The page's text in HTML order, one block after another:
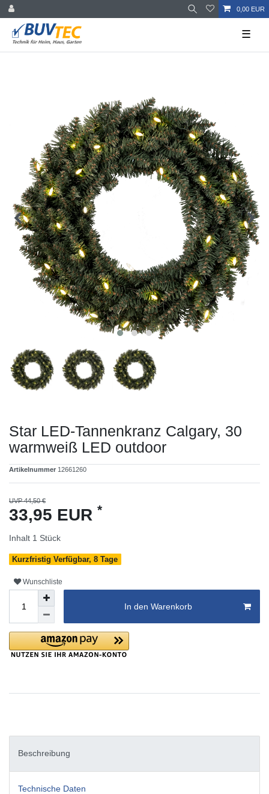
0,00 EUR
☰
Star LED-Tannenkranz Calgary, 30
warmweiß LED outdoor
Artikelnummer 12661260
UVP 44,50 €
33,95 EUR *
Inhalt 1 Stück
Kurzfristig Verfügbar, 8 Tage
Wunschliste
In den Warenkorb
Beschreibung
Technische Daten